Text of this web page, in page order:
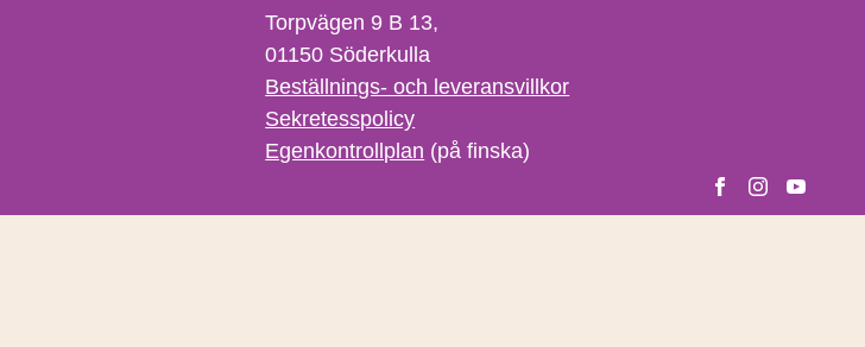
Torpvägen 9 B 13,
01150 Söderkulla
Beställnings- och leveransvillkor
Sekretesspolicy
Egenkontrollplan (på finska)